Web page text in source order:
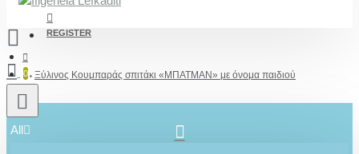
REGISTER
0
All
Ξύλινος Κουμπαράς σπιτάκι «ΜΠΑΤΜΑΝ» με όνομα παιδιού